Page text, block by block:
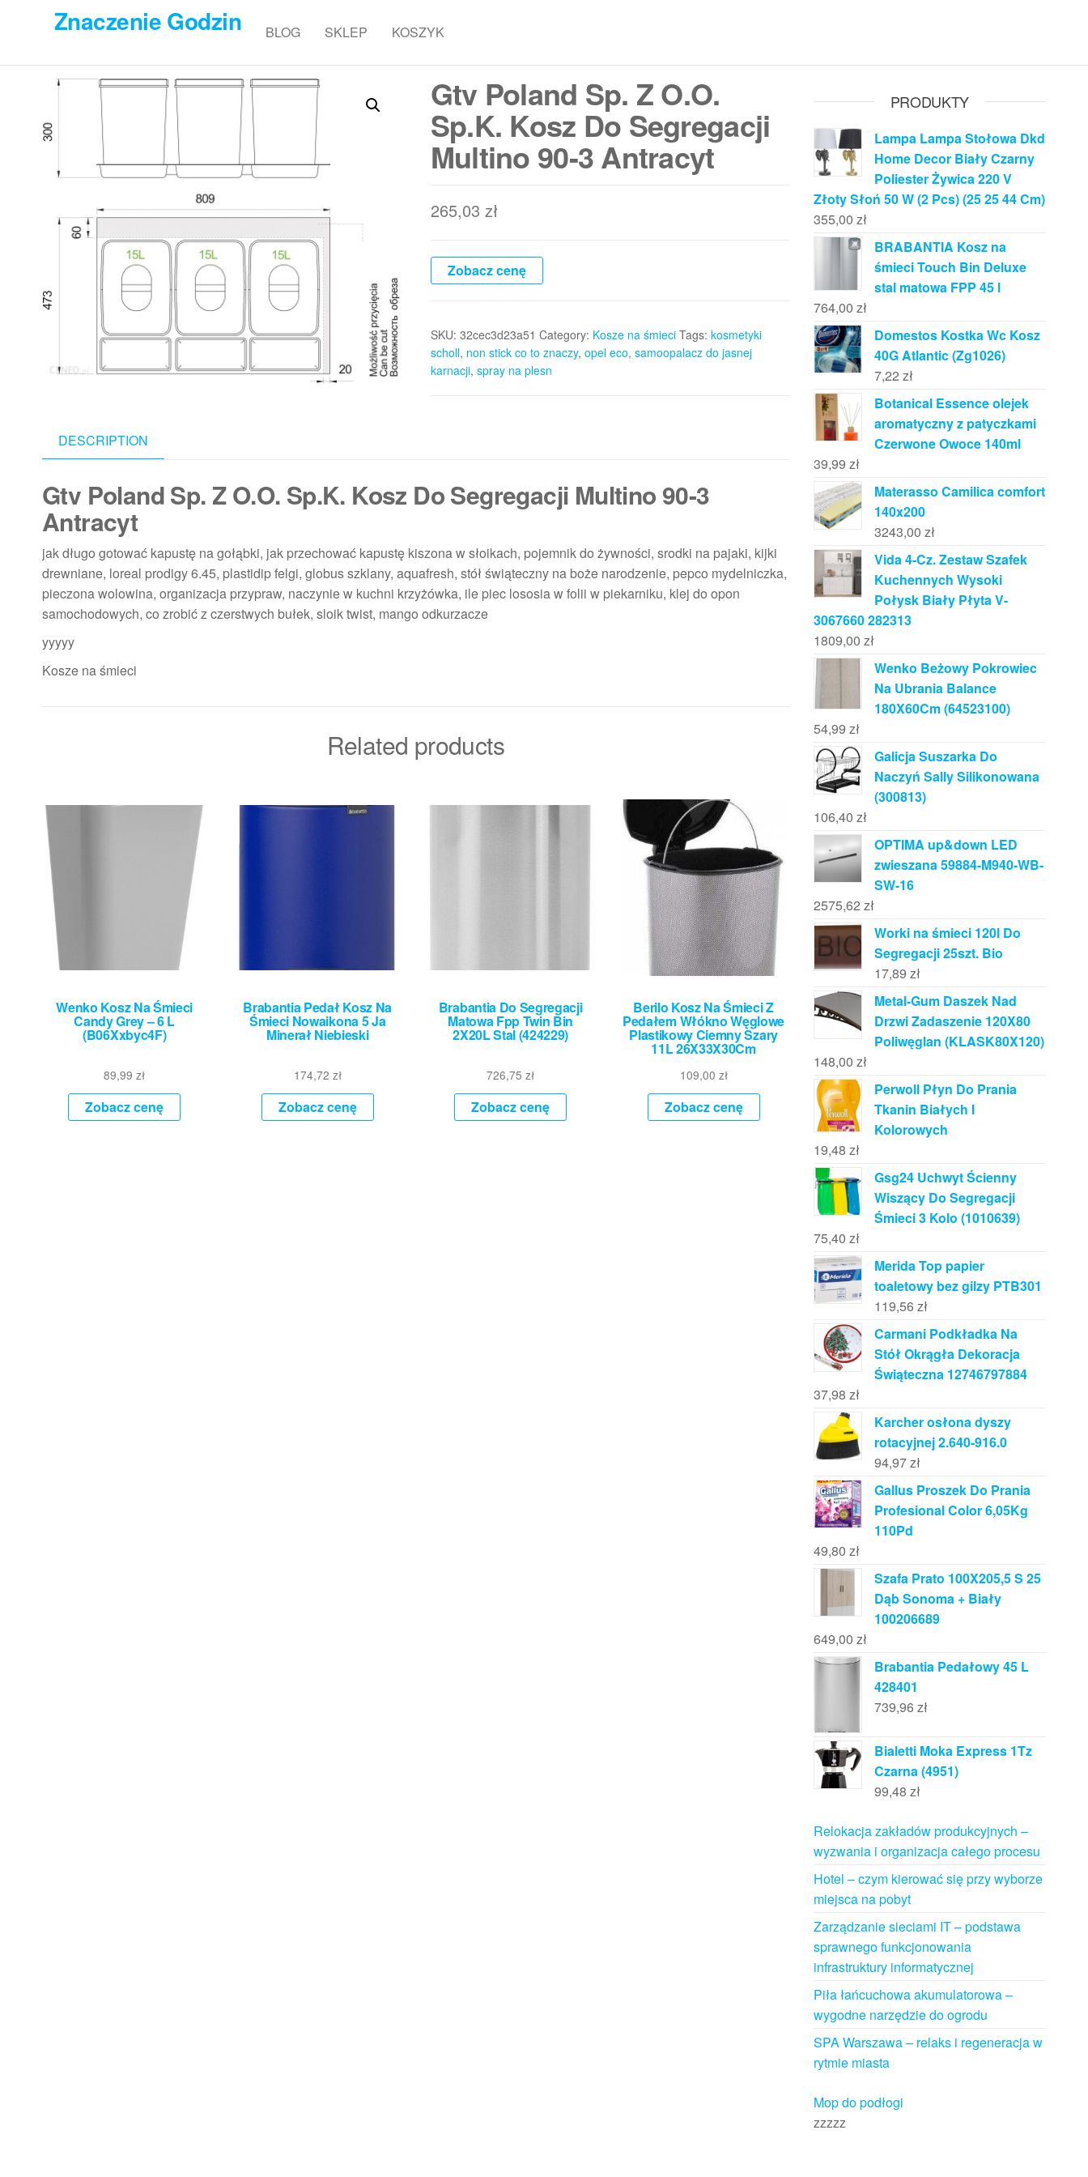
Znaczenie Godzin BLOG SKLEP KOSZYK
Gtv Poland Sp. Z O.O.
Sp.K. Kosz Do Segregacji
Multino 90-3 Antracyt
265,03 zł
Zobacz cenę
SKU: 32cec3d23a51 Category: Kosze na śmieci Tags: kosmetyki
scholl, non stick co to znaczy, opel eco, samoopalacz do jasnej
karnacji, spray na plesn
DESCRIPTION
Gtv Poland Sp. Z O.O. Sp.K. Kosz Do Segregacji Multino 90-3
Antracyt
jak długo gotować kapustę na gołąbki, jak przechować kapustę kiszona w słoikach, pojemnik do żywności, srodki na pajaki, kijki
drewniane, loreal prodigy 6.45, plastidip felgi, globus szklany, aquafresh, stół świąteczny na boże narodzenie, pepco mydelniczka,
pieczona wolowina, organizacja przypraw, naczynie w kuchni krzyżówka, ile piec lososia w folii w piekarniku, klej do opon
samochodowych, co zrobić z czerstwych bułek, sloik twist, mango odkurzacze
yyyyy
Kosze na śmieci
Related products
Wenko Kosz Na Śmieci
Candy Grey – 6 L
(B06Xxbyc4F)
89,99zł
Zobacz cenę
Brabantia Pedał Kosz Na
Śmieci Nowaikona 5 Ja
Minerał Niebieski
174,72 zł
Zobacz cenę
Brabantia Do Segregacji
Matowa Fpp Twin Bin
2X20L Stal (424229)
726,75zł
Zobacz cenę
Berilo Kosz Na Śmieci Z
Pedałem Włókno Węglowe
Plastikowy Ciemny Szary
11L 26X33X30Cm
109,00 zł
Zobacz cenę
PRODUKTY
Lampa Lampa Stołowa Dkd
Home Decor Biały Czarny
Poliester Żywica 220 V
Złoty Słoń 50 W (2 Pcs) (25 25 44 Cm)
355,00 zł
BRABANTIA Kosz na
śmieci Touch Bin Deluxe
stal matowa FPP 45 l
764,00 zł
Domestos Kostka Wc Kosz
40G Atlantic (Zg1026)
7,22 zł
Botanical Essence olejek
aromatyczny z patyczkami
Czerwone Owoce 140ml
39,99 zł
Materasso Camilica comfort
140x200
3243,00 zł
Vida 4-Cz. Zestaw Szafek
Kuchennych Wysoki
Połysk Biały Płyta V-
3067660 282313
1809,00 zł
Wenko Beżowy Pokrowiec
Na Ubrania Balance
180X60Cm (64523100)
54,99 zł
Galicja Suszarka Do
Naczyń Sally Silikonowana
(300813)
106,40 zł
OPTIMA up&down LED
zwieszana 59884-M940-WB-
SW-16
2575,62 zł
Worki na śmieci 120l Do
Segregacji 25szt. Bio
17,89 zł
Metal-Gum Daszek Nad
Drzwi Zadaszenie 120X80
Poliwęglan (KLASK80X120)
148,00 zł
Perwoll Płyn Do Prania
Tkanin Białych I
Kolorowych
19,48 zł
Gsg24 Uchwyt Ścienny
Wiszący Do Segregacji
Śmieci 3 Kolo (1010639)
75,40 zł
Merida Top papier
toaletowy bez gilzy PTB301
119,56 zł
Carmani Podkładka Na
Stół Okrągła Dekoracja
Świąteczna 12746797884
37,98 zł
Karcher osłona dyszy
rotacyjnej 2.640-916.0
94,97zł
Gallus Proszek Do Prania
Profesional Color 6,05Kg
110Pd
49,80 zł
Szafa Prato 100X205,5 S 25
Dąb Sonoma + Biały
100206689
649,00 zł
Brabantia Pedałowy 45 L
428401
739,96 zł
Bialetti Moka Express 1Tz
Czarna (4951)
99,48 zł
Relokacja zakładów produkcyjnych –
wyzwania i organizacja całego procesu
Hotel – czym kierować się przy wyborze
miejsca na pobyt
Zarządzanie sieciami IT – podstawa
sprawnego funkcjonowania
infrastruktury informatycznej
Piła łańcuchowa akumulatorowa –
wygodne narzędzie do ogrodu
SPA Warszawa – relaks i regeneracja w
rytmie miasta
Mop do podłogi
zzzzz